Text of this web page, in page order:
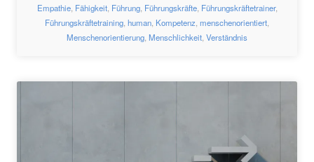
Empathie, Fähigkeit, Führung, Führungskräfte, Führungskräftetrainer,
Führungskräftetraining, human, Kompetenz, menschenorientiert,
Menschenorientierung, Menschlichkeit, Verständnis